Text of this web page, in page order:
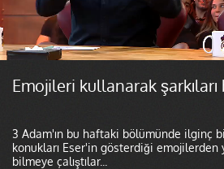
Emojileri kullanarak şarkıları
3 Adam'ın bu haftaki bölümünde ilginç
konukları Eser'in gösterdiği emojilerden
bilmeye çalıştılar...